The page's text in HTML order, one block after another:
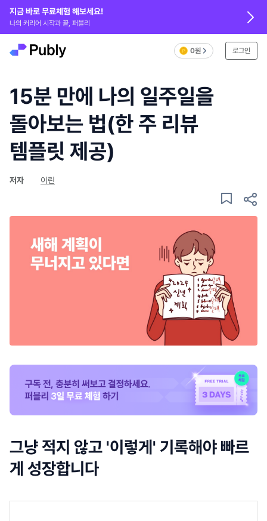
지금 바로 무료체험 해보세요!
나의 커리어 시작과 끝, 퍼블리
0원 로그인
15분 만에 나의 일주일을
돌아보는 법(한 주 리뷰
템플릿 제공)
저자 이린
그냥 적지 않고 '이렇게' 기록해야 빠르
게 성장합니다